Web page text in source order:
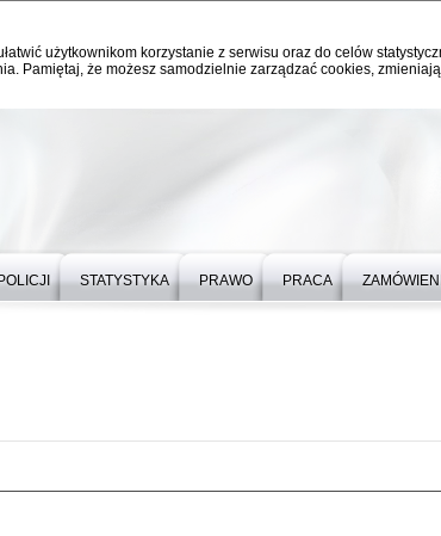
użytkownikom korzystanie z serwisu oraz do celów
Pamiętaj, że możesz samodzielnie zarządzać cookies,
STATYSTYKA PRAWO PRACA